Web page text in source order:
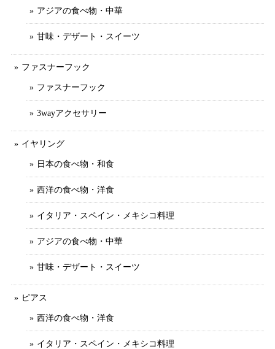
アジアの食べ物・中華
甘味・デザート・スイーツ
ファスナーフック
ファスナーフック
3wayアクセサリー
イヤリング
日本の食べ物・和食
西洋の食べ物・洋食
イタリア・スペイン・メキシコ料理
アジアの食べ物・中華
甘味・デザート・スイーツ
ピアス
西洋の食べ物・洋食
イタリア・スペイン・メキシコ料理